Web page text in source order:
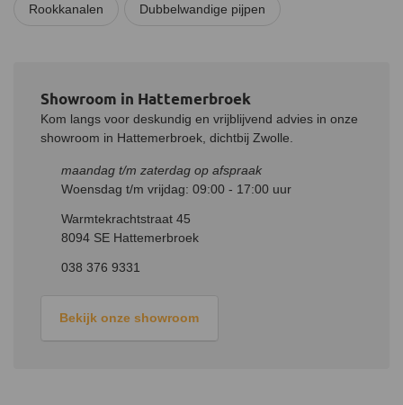
gebruik gemaakt van hoogwaardig AES-wol, een kenmerkend
Installatie
Deze Holetherm pijp met stoelconstructie is eenvoudig op andere
Holetherm kachelpijpen te installeren. Dit verloopt door middel
meegeleverde klemband vast zet. Indien de dubbelwandige pijp
op een enkelwandige pijp moet worden gemonteerd is een
aansluitstuk benodigd.
Rookkanalen Dubbelwandige pijpen
Showroom in Hattemerbroek
Kom langs voor deskundig en vrijblijvend advies in onze
showroom in Hattemerbroek, dichtbij Zwolle.
maandag t/m zaterdag op afspraak
Woensdag t/m vrijdag: 09:00 - 17:00 uur
Warmtekrachtstraat 45
8094 SE Hattemerbroek
038 376 9331
Bekijk onze showroom